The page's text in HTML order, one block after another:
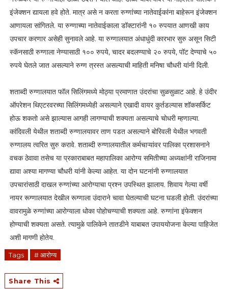
इंजेक्शन द्यायला हवे होते. मात्र असे न करता रुग्णांच्या नातेवाईकांना बाहेरून इंजेक्शन
आणायला सांगितले. या रुग्णाच्या नातेवाईकाला डॉक्टारांनी १० रुपयात आणखी काय
उपचार करणार असेही सुनावले आहे. या रुग्णालयात अंधाधुंदी कारभार सुरु असून सिटी
स्कॅनसाठी रुग्णाला नेण्यासाठी १०० रुपये, चादर बदलण्याचे २० रुपये, पॉट देण्याचे ५०
रुपये घेतले जात असल्याने रुग्ण त्रस्त असल्याची माहिती मनिषा चौधरी यांनी दिली.
शताब्दी रुग्णालयात फॉल सिलिंगमध्ये मोठ्या प्रमाणात उंदरांचा सुळसुळाट आहे. हे उंदीर
ऑपरेशन थिएटरवरच्या सिलिंगमध्येही असल्याने एखादी वायर कुर्तडल्यास शॉकसर्किट
होऊ शकतो असे झाल्यास आगही लागण्याची शक्यता असल्याचे चोधरी म्हणाल्या.
कांदिवली येथील शताब्दी रुग्णालयावर ताण पडत असल्याने बोरिवली येथील भगवती
रुग्णालय त्वरित सुरु करावे. शताब्दी रुग्णालयातील कर्मचाऱ्यांवर पालिका प्रशासनाने
वचक ठेवावा तसेच या प्रकाराबाबत महापालिका आरोग्य समितीच्या अध्यक्षांनी राजिनामा
द्यावा अश्या मागण्या चौधरी यांनी केल्या आहेत. या दोन घटनांनी रुग्णालयात
उपचारांसाठी दाखल रुग्णांच्या आरोग्याचा प्रश्न उपस्थित झालाय. शिवाय गेल्या वर्षी
नायर रूग्णालयात देखील रूग्णाला उंदाराने चावा घेतल्याची घटना घडली होती. उंदरांच्या
वावरामुळे रुग्णांच्या आरोग्याला धोका पोहोचण्याची शक्यता आहे. रुग्णांना इंफेक्शन
होण्याची शक्यता असते. त्यामुळे पालिकेने तातडीने याबाबत उपाययोजना केल्या पाहिजेत
अशी मागणी होतेय.
Tags # आरोग्य
Share This